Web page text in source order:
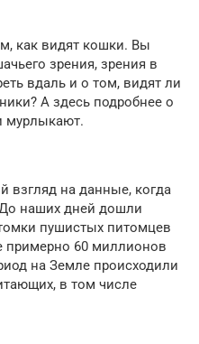
как видят кошки. Вы
зрения, зрения в
вдаль и о том, видят ли
А здесь подробнее о
мурлыкают.
на данные, когда
наших дней дошли
пушистых питомцев
примерно 60 миллионов
на Земле происходили
в том числе